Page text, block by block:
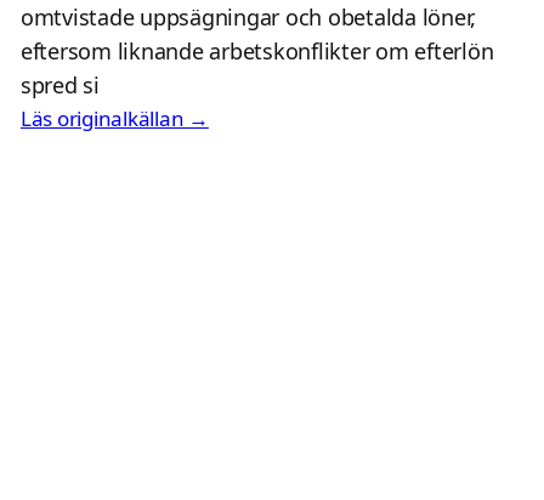
omtvistade uppsägningar och obetalda löner,
eftersom liknande arbetskonflikter om efterlön
spred si
Läs originalkällan →